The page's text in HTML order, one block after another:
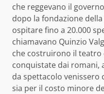
che reggevano il
dopo la fondazione
ospitare fino a 20.000
chiamavano Quinzio
che costruirono il teatro
conquistate dai romani,
da spettacolo
sia per il costo minore